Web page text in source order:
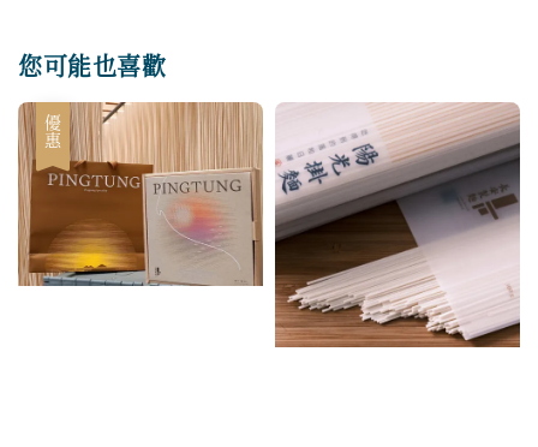
您可能也喜歡
優惠